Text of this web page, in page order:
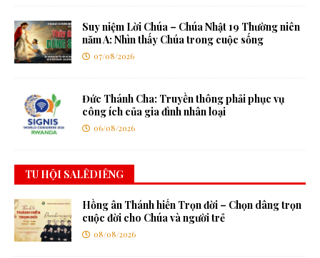
Suy niệm Lời Chúa – Chúa Nhật 19 Thường niên
năm A: Nhìn thấy Chúa trong cuộc sống
07/08/2026
Đức Thánh Cha: Truyền thông phải phục vụ
công ích của gia đình nhân loại
06/08/2026
TU HỘI SALÊDIÊNG
Hồng ân Thánh hiến Trọn đời – Chọn dâng trọn
cuộc đời cho Chúa và người trẻ
08/08/2026